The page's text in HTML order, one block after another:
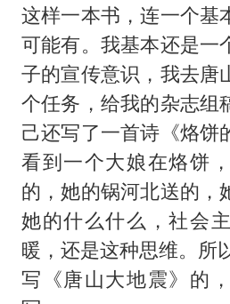
这样一本书，连一个基
可能有。我基本还是一
子的宣传意识，我去唐
个任务，给我的杂志组
己还写了一首诗《烙饼
看到一个大娘在烙饼
的，她的锅河北送的，
她的什么什么，社会
暖，还是这种思维。所
写《唐山大地震》的